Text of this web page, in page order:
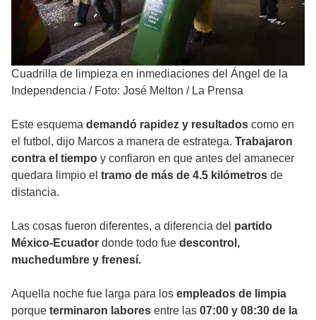
Cuadrilla de limpieza en inmediaciones del Ángel de la
Independencia / Foto: José Melton / La Prensa
Este esquema demandó rapidez y resultados como en
el futbol, dijo Marcos a manera de estratega. Trabajaron
contra el tiempo y confiaron en que antes del amanecer
quedara limpio el tramo de más de 4.5 kilómetros de
distancia.
Las cosas fueron diferentes, a diferencia del partido
México-Ecuador donde todo fue descontrol,
muchedumbre y frenesí.
Aquella noche fue larga para los empleados de limpia
porque terminaron labores entre las 07:00 y 08:30 de la